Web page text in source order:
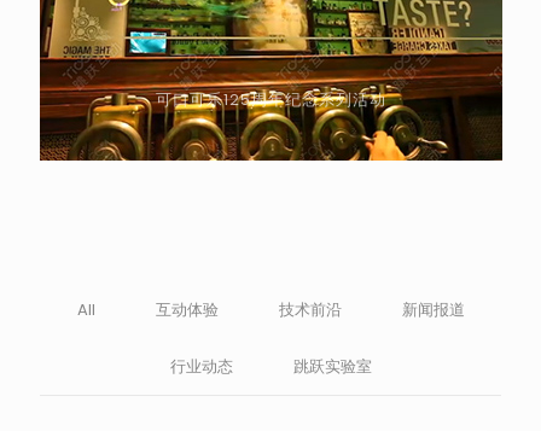
可口可乐125周年纪念系列活动
All 互动体验 技术前沿 新闻报道
行业动态 跳跃实验室